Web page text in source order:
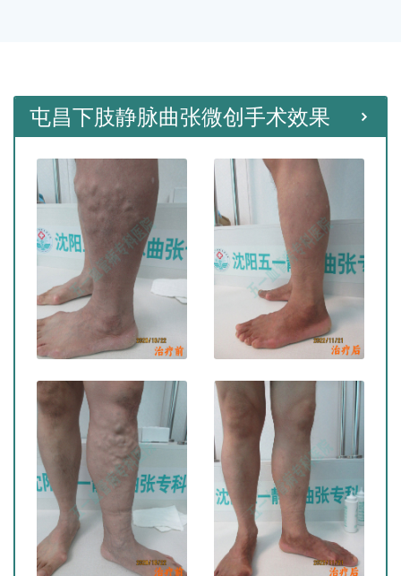
屯昌下肢静脉曲张微创手术效果